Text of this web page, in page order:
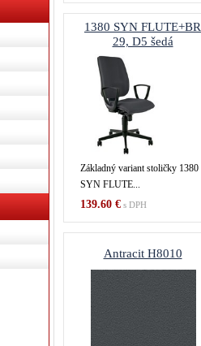
1380 SYN FLUTE+BR
29, D5 šedá
Základný variant stoličky 1380
SYN FLUTE...
139.60 €s DPH
Antracit H8010